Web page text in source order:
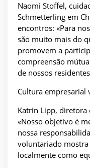
Naomi Stoffel,
Schmetterling em
encontros: «Para
são muito mais do
promovem a
compreensão
de nossos
Cultura empresarial
Katrin Lipp, diretora
«Nosso objetivo é
nossa
voluntariado
localmente como